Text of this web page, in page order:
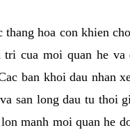
hoa con khien
tri cua moi quan he va
ban khoi dau nhan
san long dau tu thoi
manh moi quan he